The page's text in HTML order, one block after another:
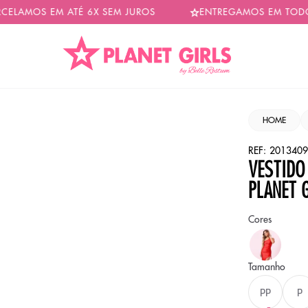
EM ATÉ 6X SEM JUROS ENTREGAMOS EM TODO
HOME
REF:
PLANET
Cores
Tamanho
PP P